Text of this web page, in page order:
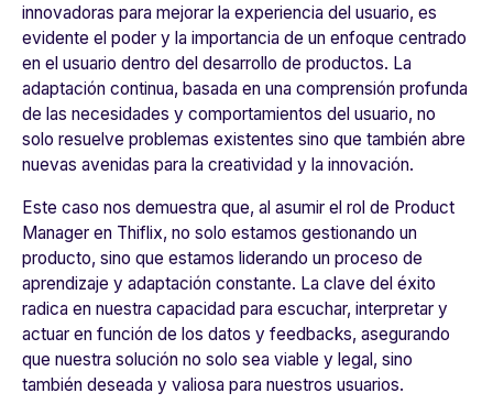
innovadoras para mejorar la experiencia del usuario, es
evidente el poder y la importancia de un enfoque centrado
en el usuario dentro del desarrollo de productos. La
adaptación continua, basada en una comprensión profunda
de las necesidades y comportamientos del usuario, no
solo resuelve problemas existentes sino que también abre
nuevas avenidas para la creatividad y la innovación.
Este caso nos demuestra que, al asumir el rol de Product
Manager en Thiflix, no solo estamos gestionando un
producto, sino que estamos liderando un proceso de
aprendizaje y adaptación constante. La clave del éxito
radica en nuestra capacidad para escuchar, interpretar y
actuar en función de los datos y feedbacks, asegurando
que nuestra solución no solo sea viable y legal, sino
también deseada y valiosa para nuestros usuarios.